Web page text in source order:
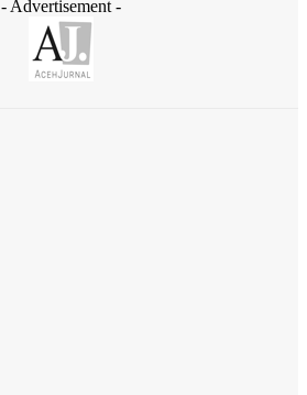
- Advertisement -